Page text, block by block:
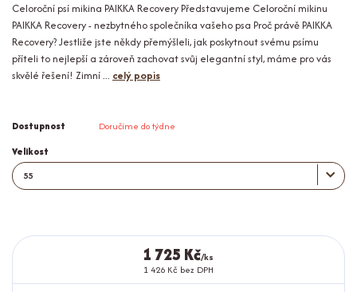
Celoroční psí mikina PAIKKA Recovery Představujeme Celoroční mikinu
PAIKKA Recovery - nezbytného společníka vašeho psa Proč právě PAIKKA
Recovery? Jestliže jste někdy přemýšleli, jak poskytnout svému psímu
příteli to nejlepší a zároveň zachovat svůj elegantní styl, máme pro vás
skvělé řešení! Zimní ... celý popis
Dostupnost Doručíme do týdne
Velikost
1 725 Kč/ks
1 426 Kč bez DPH